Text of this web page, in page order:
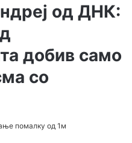
од ДНК:
добив само
со
помалку од 1м